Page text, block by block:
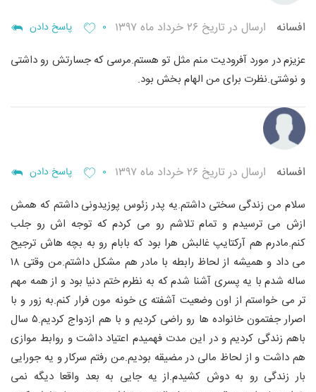
افسانه ارسال در تاریخ ۲۶ خرداد ماه ۱۳۹۷ ۰ پاسخ دادن
عزیزم در مورد آفرودیت منم مثل تو هستم.مرسی که جسارتش رو داشتی
و نوشتی.نظرت برای من الهام بخش بود.
افسانه ارسال در تاریخ ۲۶ خرداد ماه ۱۳۹۷ ۰ پاسخ دادن
سلام من زندگی سختی داشتم.یه پدر زئوس پوزیدونی داشتم که همش
ازش می ترسیدم و تمام تلاشم رو می کردم که توجه اش رو جلب
کنم.مادرم هم آرکتایپ غالبش هرا بود که بابام رو به بچه هاش ترجیح
می داد و همیشه از لحاظ رابطه با مادر هم مشکل داشتم.من وقتی ۱۸
ساله شدم با یه پسری آشنا شدم که به نظرم ختم دنیا بود و از همه مهم
تر می خواستم از اون وضعیت آشفته ی خونه مون فرار کنم.به زور و با
اصرار جفتمون خانواده ها رو راضی کردیم و با هم ازدواج کردیم.۵ سال
باهم زندگی کردیم و در این مدت فهمیدم اعتیاد داشت و روابط موازی
هم داشت و از لحاظ مالی در مضیقه بودیم.من رفتم سرکار و یه جورایی
بار زندگی رو به دوش کشیدم.از یه جایی به بعد واقعا دیگه نمی